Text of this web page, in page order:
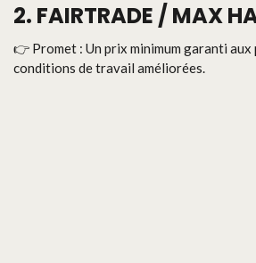
2. FAIRTRADE / MAX
👉 Promet : Un prix minimum garanti
conditions de travail améliorées.